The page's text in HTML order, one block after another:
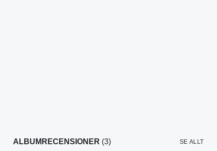
ALBUMRECENSIONER (3) SE ALLT